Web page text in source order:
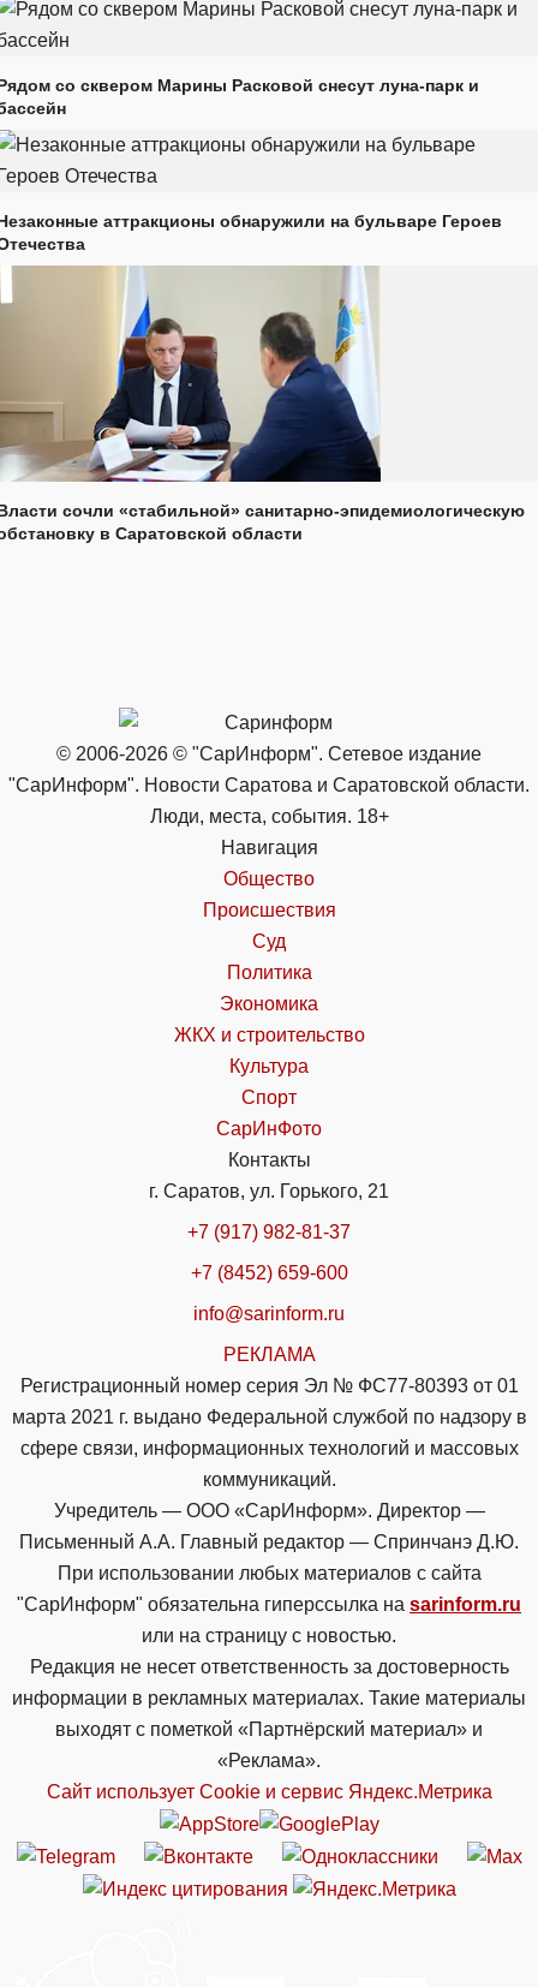
со сквером Марины Расковой снесут луна-парк и
аттракционы обнаружили на бульваре Героев
сочли «стабильной» санитарно-эпидемиологическую
в Саратовской области
© 2006-2026 © "СарИнформ". Сетевое издание
"СарИнформ". Новости Саратова и Саратовской области.
Люди, места, события. 18+
Навигация
Общество
Происшествия
Суд
Политика
Экономика
ЖКХ и строительство
Культура
Спорт
СарИнФото
Контакты
г. Саратов, ул. Горького, 21
+7 (917) 982-81-37
+7 (8452) 659-600
info@sarinform.ru
РЕКЛАМА
Регистрационный номер серия Эл № ФС77-80393 от 01
марта 2021 г. выдано Федеральной службой по надзору в
сфере связи, информационных технологий и массовых
коммуникаций.
Учредитель — ООО «СарИнформ». Директор —
Письменный А.А. Главный редактор — Спринчанэ Д.Ю.
При использовании любых материалов с сайта
"СарИнформ" обязательна гиперссылка на sarinform.ru
или на страницу с новостью.
Редакция не несет ответственность за достоверность
информации в рекламных материалах. Такие материалы
выходят с пометкой «Партнёрский материал» и
«Реклама».
Сайт использует Cookie и сервиc Яндекс.Метрика